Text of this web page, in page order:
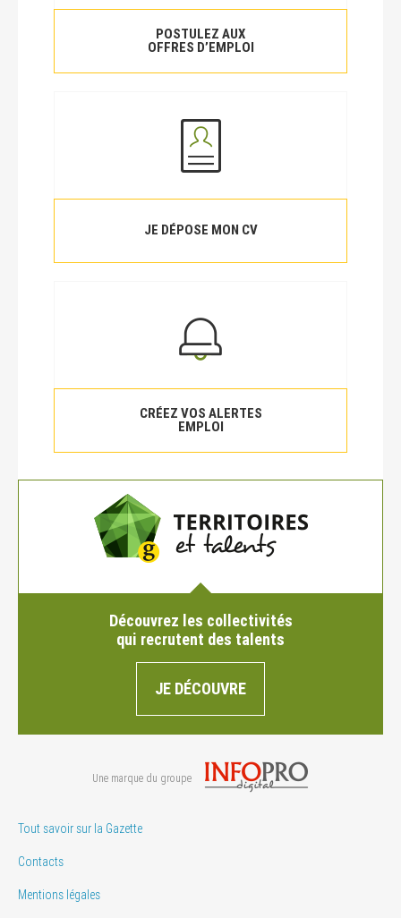
POSTULEZ AUX
OFFRES D’EMPLOI
JE DÉPOSE MON CV
CRÉEZ VOS ALERTES
EMPLOI
Découvrez les collectivités
qui recrutent des talents
JE DÉCOUVRE
Une marque du groupe
Tout savoir sur la Gazette
Contacts
Mentions légales